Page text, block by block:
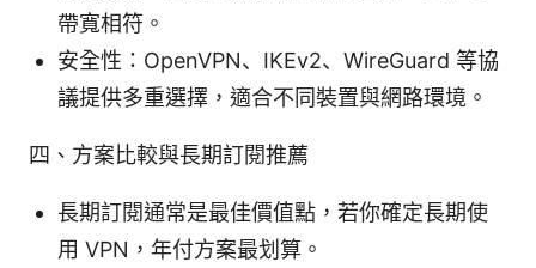
帶寬相符。
安全性：OpenVPN、IKEv2、WireGuard 等協
議提供多重選擇，適合不同裝置與網路環境。
四、方案比較與長期訂閱推薦
長期訂閱通常是最佳價值點，若你確定長期使
用 VPN，年付方案最划算。